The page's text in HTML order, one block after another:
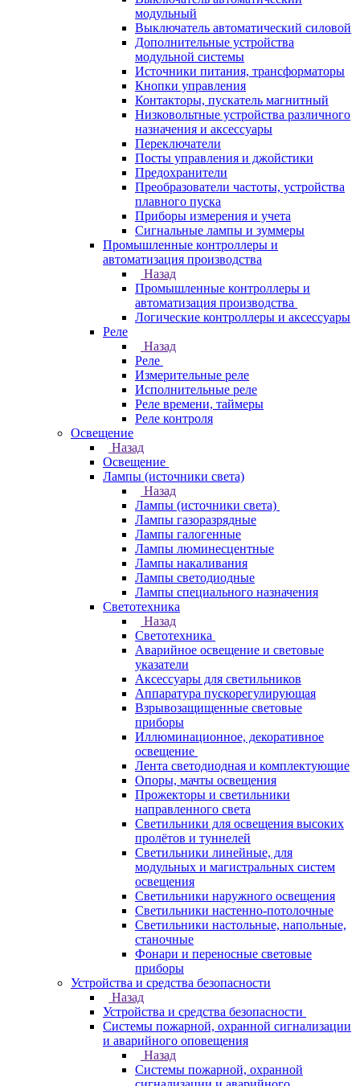
модульный
Выключатель автоматический силовой
Дополнительные устройства
модульной системы
Источники питания, трансформаторы
Кнопки управления
Контакторы, пускатель магнитный
Низковольтные устройства различного
назначения и аксессуары
Переключатели
Посты управления и джойстики
Предохранители
Преобразователи частоты, устройства
плавного пуска
Приборы измерения и учета
Сигнальные лампы и зуммеры
Промышленные контроллеры и
автоматизация производства
Назад
Промышленные контроллеры и
автоматизация производства
Логические контроллеры и аксессуары
Реле
Назад
Реле
Измерительные реле
Исполнительные реле
Реле времени, таймеры
Реле контроля
Освещение
Назад
Освещение
Лампы (источники света)
Назад
Лампы (источники света)
Лампы газоразрядные
Лампы галогенные
Лампы люминесцентные
Лампы накаливания
Лампы светодиодные
Лампы специального назначения
Светотехника
Назад
Светотехника
Аварийное освещение и световые
указатели
Аксессуары для светильников
Аппаратура пускорегулирующая
Взрывозащищенные световые
приборы
Иллюминационное, декоративное
освещение
Лента светодиодная и комплектующие
Опоры, мачты освещения
Прожекторы и светильники
направленного света
Светильники для освещения высоких
пролётов и туннелей
Светильники линейные, для
модульных и магистральных систем
освещения
Светильники наружного освещения
Светильники настенно-потолочные
Светильники настольные, напольные,
станочные
Фонари и переносные световые
приборы
Устройства и средства безопасности
Назад
Устройства и средства безопасности
Системы пожарной, охранной сигнализации
и аварийного оповещения
Назад
Системы пожарной, охранной